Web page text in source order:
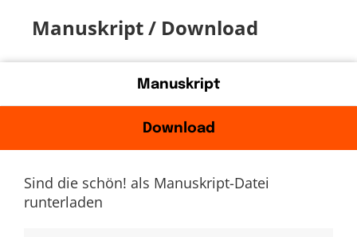
Manuskript / Download
Manuskript
Download
Sind die schön! als Manuskript-Datei
runterladen